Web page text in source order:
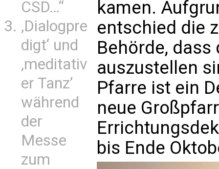
CSD…“
‚Dialogpre
digt‘ und
‚meditativ
er Tanz’
während
der
Messe
zum
kamen.
entschied die
Behörde, dass
auszustellen
Pfarre ist ein
neue
bis Ende